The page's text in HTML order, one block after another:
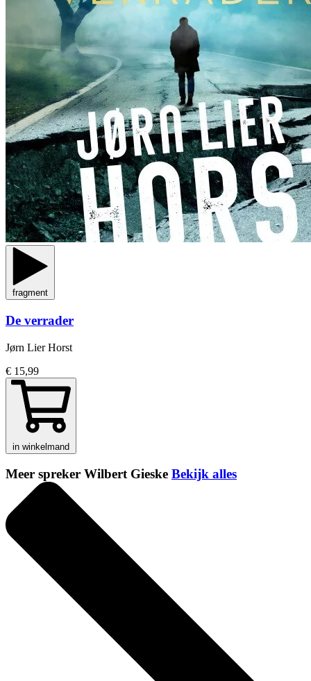
fragment
De verrader
Jørn Lier Horst
€ 15,99
in winkelmand
Meer spreker Wilbert Gieske Bekijk alles